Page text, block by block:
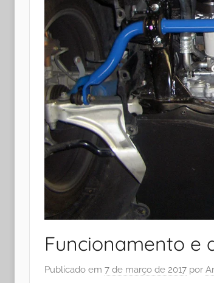
Funcionamento e
Publicado em 7 de março de 2017 por